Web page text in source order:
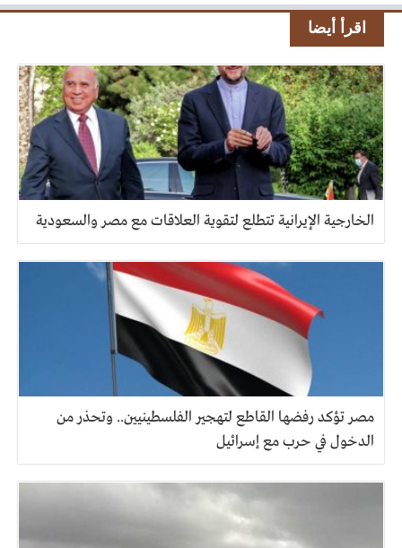
اقرأ أيضا
الخارجية الإيرانية تتطلع لتقوية العلاقات مع مصر والسعودية
مصر تؤكد رفضها القاطع لتهجير الفلسطينيين.. وتحذر من
الدخول في حرب مع إسرائيل